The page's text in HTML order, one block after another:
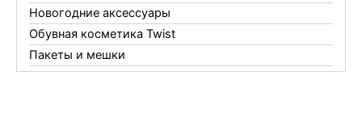
Новогодние аксессуары
Обувная косметика Twist
Пакеты и мешки
Перчатки